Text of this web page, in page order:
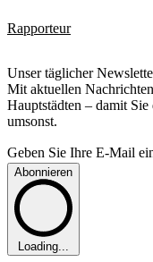
Rapporteur
Unser täglicher
Mit aktuellen
Hauptstädten – damit
umsonst.
Geben Sie Ihre E-Mail
Abonnieren
Loading...